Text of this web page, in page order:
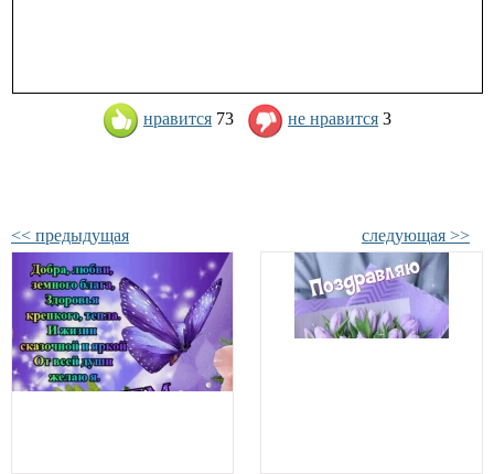
нравится 73 не нравится 3
<< предыдущая следующая >>